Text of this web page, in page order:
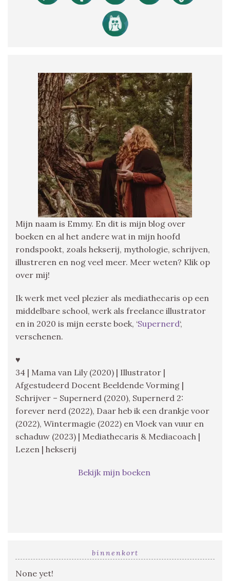
Mijn naam is Emmy. En dit is mijn blog over
boeken en al het andere wat in mijn hoofd
rondspookt, zoals hekserij, mythologie, schrijven,
illustreren en nog veel meer. Meer weten? Klik op
over mij!
Ik werk met veel plezier als mediathecaris op een
middelbare school, werk als freelance illustrator
en in 2020 is mijn eerste boek, ‘Supernerd‘,
verschenen.
♥
34 | Mama van Lily (2020) | Illustrator |
Afgestudeerd Docent Beeldende Vorming |
Schrijver – Supernerd (2020), Supernerd 2:
forever nerd (2022), Daar heb ik een drankje voor
(2022), Wintermagie (2022) en Vloek van vuur en
schaduw (2023) | Mediathecaris & Mediacoach |
Lezen | hekserij
Bekijk mijn boeken
binnenkort
None yet!